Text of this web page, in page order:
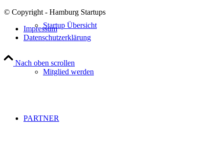
Startup Übersicht
Mitglied werden
PARTNER
© Copyright - Hamburg Startups
Impressum
Datenschutzerklärung
Nach oben scrollen